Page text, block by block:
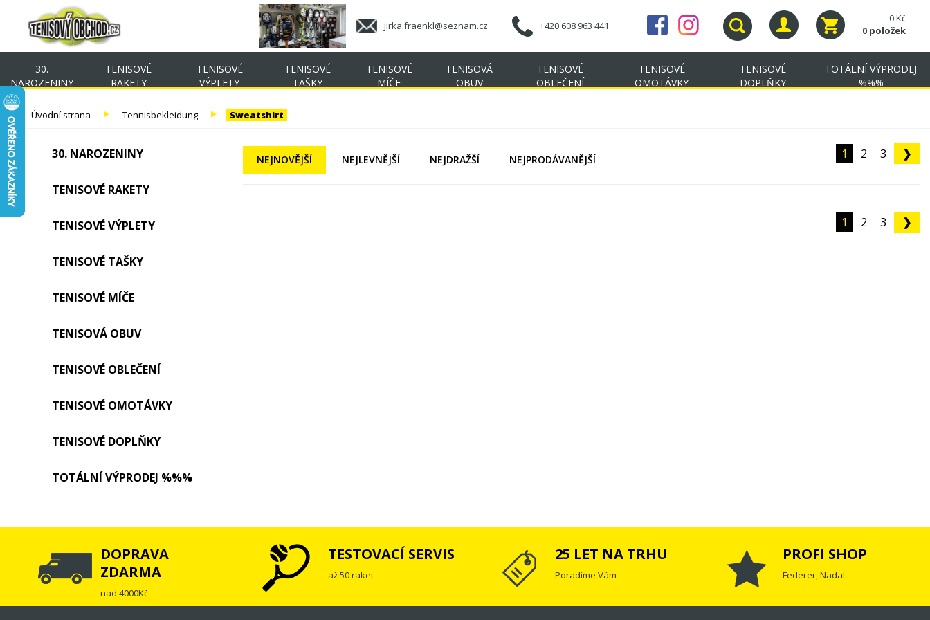
jirka.fraenkl@seznam.cz +420 608 963 441
0 Kč
0 položek
30.
NAROZENINY
TENISOVÉ
RAKETY
TENISOVÉ
VÝPLETY
TENISOVÉ
TAŠKY
TENISOVÉ
MÍČE
TENISOVÁ
OBUV
TENISOVÉ
OBLEČENÍ
TENISOVÉ
OMOTÁVKY
TENISOVÉ
DOPLŇKY
TOTÁLNÍ VÝPRODEJ
%%%
Úvodní strana Tennisbekleidung Sweatshirt
30. NAROZENINY
TENISOVÉ RAKETY
TENISOVÉ VÝPLETY
TENISOVÉ TAŠKY
TENISOVÉ MÍČE
TENISOVÁ OBUV
TENISOVÉ OBLEČENÍ
TENISOVÉ OMOTÁVKY
TENISOVÉ DOPLŇKY
TOTÁLNÍ VÝPRODEJ %%%
1 2 3 ❯
NEJNOVĚJŠÍ NEJLEVNĚJŠÍ NEJDRAŽŠÍ NEJPRODÁVANĚJŠÍ
1 2 3 ❯
DOPRAVA
ZDARMA
nad 4000Kč
TESTOVACÍ SERVIS
až 50 raket
25 LET NA TRHU
Poradíme Vám
PROFI SHOP
Federer, Nadal...